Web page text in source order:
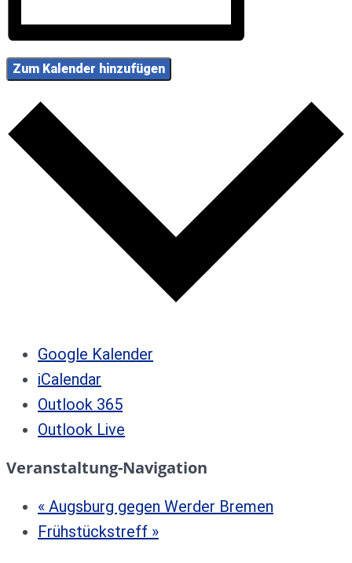
Zum Kalender hinzufügen
Google Kalender
iCalendar
Outlook 365
Outlook Live
Veranstaltung-Navigation
« Augsburg gegen Werder Bremen
Frühstückstreff »